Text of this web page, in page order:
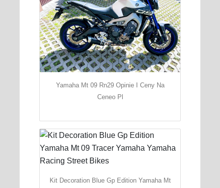
Yamaha Mt 09 Rn29 Opinie I Ceny Na
Ceneo Pl
Kit Decoration Blue Gp Edition Yamaha Mt